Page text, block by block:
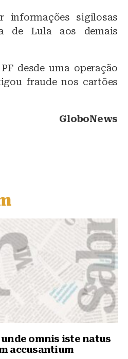
informações sigilosas
de Lula aos demais
desde uma operação
fraude nos cartões
GloboNews
omnis iste natus
accusantium